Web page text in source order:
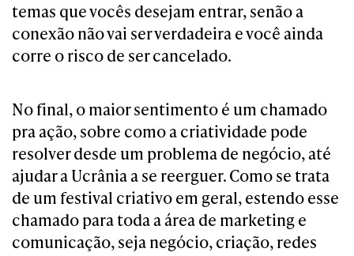
temas que vocês desejam entrar, senão a
conexão não vai ser verdadeira e você ainda
corre o risco de ser cancelado.
No final, o maior sentimento é um chamado
pra ação, sobre como a criatividade pode
resolver desde um problema de negócio, até
ajudar a Ucrânia a se reerguer. Como se trata
de um festival criativo em geral, estendo esse
chamado para toda a área de marketing e
comunicação, seja negócio, criação, redes